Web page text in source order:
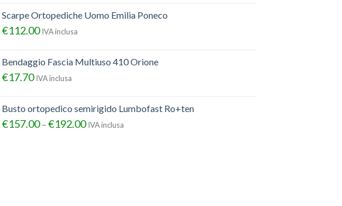
Scarpe Ortopediche Uomo Emilia Poneco
€112.00 IVA inclusa
Bendaggio Fascia Multiuso 410 Orione
€17.70 IVA inclusa
Busto ortopedico semirigido Lumbofast Ro+ten
€157.00– €192.00 IVA inclusa